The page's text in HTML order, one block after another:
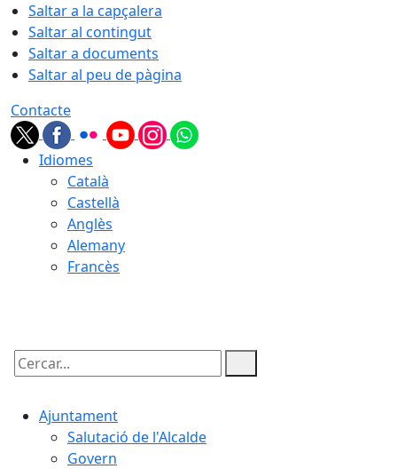
Saltar a la capçalera
Saltar al contingut
Saltar a documents
Saltar al peu de pàgina
Contacte
Idiomes
Català
Castellà
Anglès
Alemany
Francès
Cercar:
Ajuntament
Salutació de l'Alcalde
Govern